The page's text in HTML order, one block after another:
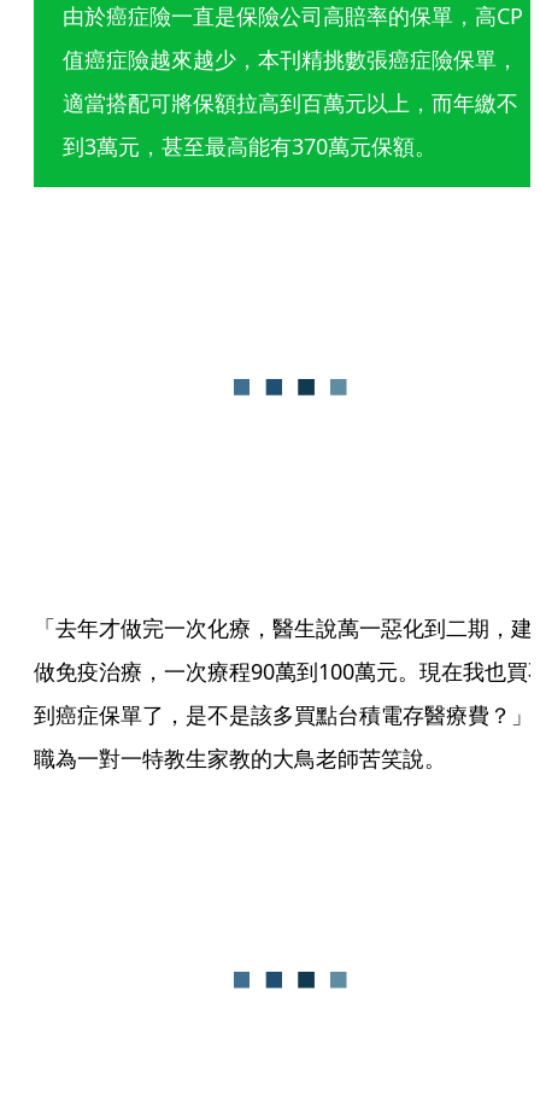
由於癌症險一直是保險公司高賠率的保單，高CP
值癌症險越來越少，本刊精挑數張癌症險保單，
適當搭配可將保額拉高到百萬元以上，而年繳不
到3萬元，甚至最高能有370萬元保額。
「去年才做完一次化療，醫生說萬一惡化到二期，建
做免疫治療，一次療程90萬到100萬元。現在我也買
到癌症保單了，是不是該多買點台積電存醫療費？」
職為一對一特教生家教的大鳥老師苦笑說。